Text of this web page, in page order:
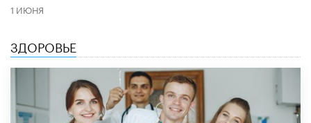
1 ИЮНЯ
ЗДОРОВЬЕ